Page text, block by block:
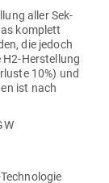
aller Sek­
kom­plett
die jedoch
Her­stellung
10%) und
ist nach